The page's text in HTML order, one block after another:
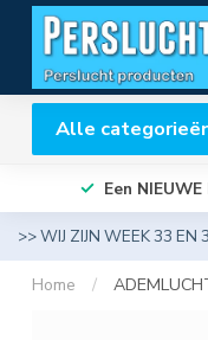
Alle
Een
>> WIJ ZIJN WEEK 33
Home /